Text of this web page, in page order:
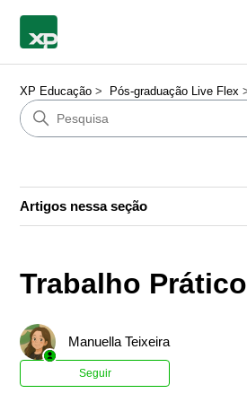
XP Educação Pós-graduação Live Flex
Artigos nessa seção
Trabalho Prático
Manuella Teixeira
Seguir